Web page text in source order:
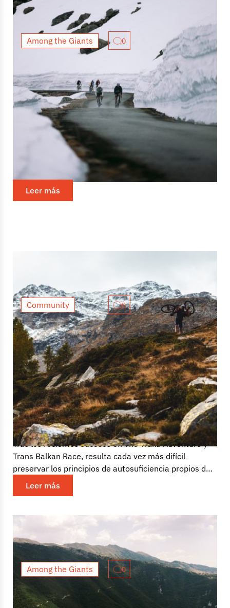
Among the Giants 0
Among the Giants 8: Edge of the
Fjords (resumen)
Noruega no puede considerarse una popular
destinación ciclista. No aparece en las listas
habituales de “los mejores puertos de Europa” ni
presume de un cicloturismo...
Leer más
Community 0
Ultrashooting: Desafíos de las
carreras sin apoyo desde la
perspectiva de un equipo de
media
Tras los recientes sucesos en The Traka Adventure y
Trans Balkan Race, resulta cada vez más difícil
preservar los principios de autosuficiencia propios de
las pruebas...
Leer más
Among the Giants 0